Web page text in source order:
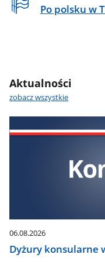
Po polsku w
Aktualności
zobacz wszystkie
06.08.2026
Dyżury konsularne